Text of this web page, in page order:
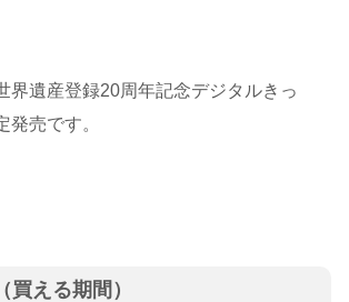
界遺産登録20周年記念デジタルきっ
発売です。
買える期間）